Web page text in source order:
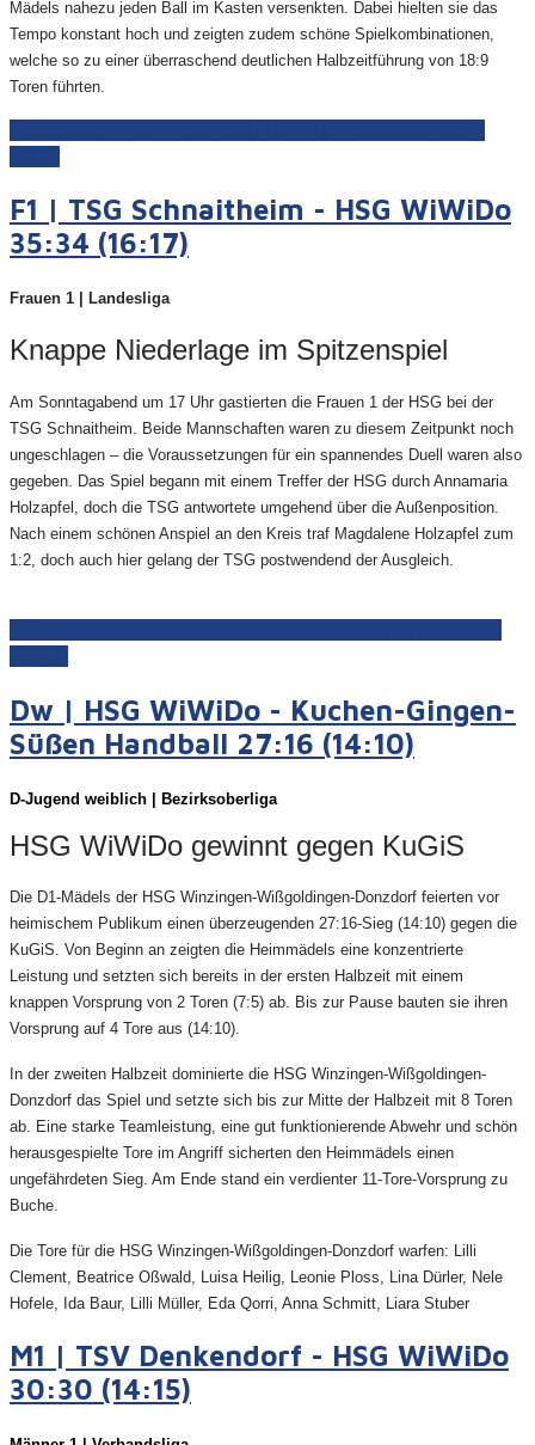
Mädels nahezu jeden Ball im Kasten versenkten. Dabei hielten sie das
Tempo konstant hoch und zeigten zudem schöne Spielkombinationen,
welche so zu einer überraschend deutlichen Halbzeitführung von 18:9
Toren führten.
F1 | TSG Schnaitheim - HSG WiWiDo
35:34 (16:17)
Frauen 1 | Landesliga
Knappe Niederlage im Spitzenspiel
Am Sonntagabend um 17 Uhr gastierten die Frauen 1 der HSG bei der
TSG Schnaitheim. Beide Mannschaften waren zu diesem Zeitpunkt noch
ungeschlagen – die Voraussetzungen für ein spannendes Duell waren also
gegeben. Das Spiel begann mit einem Treffer der HSG durch Annamaria
Holzapfel, doch die TSG antwortete umgehend über die Außenposition.
Nach einem schönen Anspiel an den Kreis traf Magdalene Holzapfel zum
1:2, doch auch hier gelang der TSG postwendend der Ausgleich.
Dw | HSG WiWiDo - Kuchen-Gingen-
Süßen Handball 27:16 (14:10)
D-Jugend weiblich | Bezirksoberliga
HSG WiWiDo gewinnt gegen KuGiS
Die D1-Mädels der HSG Winzingen-Wißgoldingen-Donzdorf feierten vor
heimischem Publikum einen überzeugenden 27:16-Sieg (14:10) gegen die
KuGiS. Von Beginn an zeigten die Heimmädels eine konzentrierte
Leistung und setzten sich bereits in der ersten Halbzeit mit einem
knappen Vorsprung von 2 Toren (7:5) ab. Bis zur Pause bauten sie ihren
Vorsprung auf 4 Tore aus (14:10).
In der zweiten Halbzeit dominierte die HSG Winzingen-Wißgoldingen-
Donzdorf das Spiel und setzte sich bis zur Mitte der Halbzeit mit 8 Toren
ab. Eine starke Teamleistung, eine gut funktionierende Abwehr und schön
herausgespielte Tore im Angriff sicherten den Heimmädels einen
ungefährdeten Sieg. Am Ende stand ein verdienter 11-Tore-Vorsprung zu
Buche.
Die Tore für die HSG Winzingen-Wißgoldingen-Donzdorf warfen: Lilli
Clement, Beatrice Oßwald, Luisa Heilig, Leonie Ploss, Lina Dürler, Nele
Hofele, Ida Baur, Lilli Müller, Eda Qorri, Anna Schmitt, Liara Stuber
M1 | TSV Denkendorf - HSG WiWiDo
30:30 (14:15)